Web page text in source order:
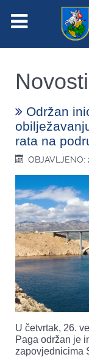
Održan
rata na
OBJAVLJENO:
U četvrtak, 26.
Paga održan je
zapovjednicima